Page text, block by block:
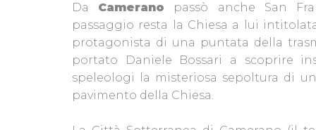
Da Camerano passò anche San
passaggio resta la Chiesa a lui
protagonista di una puntata della
portato Daniele Bossari a scoprire
speleologi la misteriosa sepoltura di
pavimento della Chiesa.